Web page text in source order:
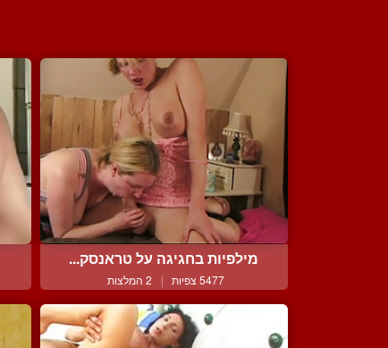
מילפיות בחגיגה על טראנסק...
5477 צפיות | 2 המלצות